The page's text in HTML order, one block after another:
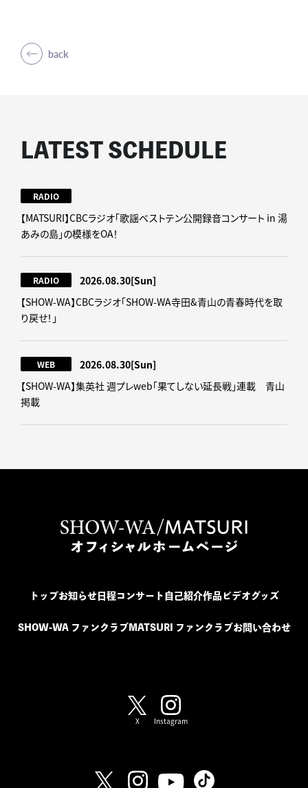
back
LATEST SCHEDULE
RADIO
【MATSURI】CBCラジオ「歌謡ベストテン公開録音コンサート in 湯
あみの島」の模様をOA！
RADIO 2026.08.30[Sun]
【SHOW-WA】CBCラジオ｢SHOW-WA寺田&青山の青春時代を取
り戻せ！｣
WEB 2026.08.30[Sun]
【SHOW-WA】集英社 週プレweb｢果てしない延長戦｣連載 青山
掲載
トップお知らせ日程コンサート 自己紹介作品ビデオグッズ
SHOW-WA ファンクラブ MATSURI ファンクラブ お問い合わせ
X Instagram